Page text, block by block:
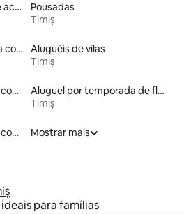
Aluguéis de espaços que aceitam animais de estimação
Pousadas
Timiș
Locações por temporada com piscina
Aluguéis de vilas
Timiș
Aluguéis por temporada com sauna
Aluguel por temporada de flats
Timiș
Aluguéis por temporada com acesso ao lago
Mostrar mais
para famílias